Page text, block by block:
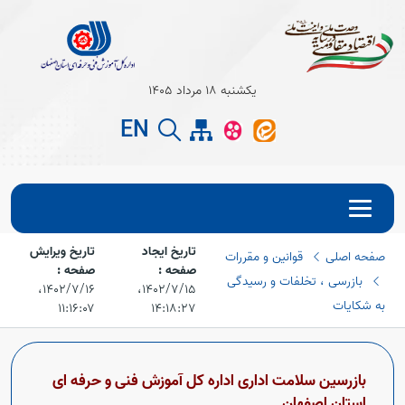
Open
Open
یکشنبه 18 مرداد 1405
EN
صفحه اصلی
قوانین و مقررات
بازرسی ، تخلفات و رسیدگی
به شکایات
تاریخ ایجاد
صفحه :
۱۴۰۲/۷/۱۵،‏
۱۴:۱۸:۲۷
تاریخ ویرایش
صفحه :
۱۴۰۲/۷/۱۶،‏
۱۱:۱۶:۰۷
بازرسین سلامت اداری اداره کل آموزش فنی و حرفه ای